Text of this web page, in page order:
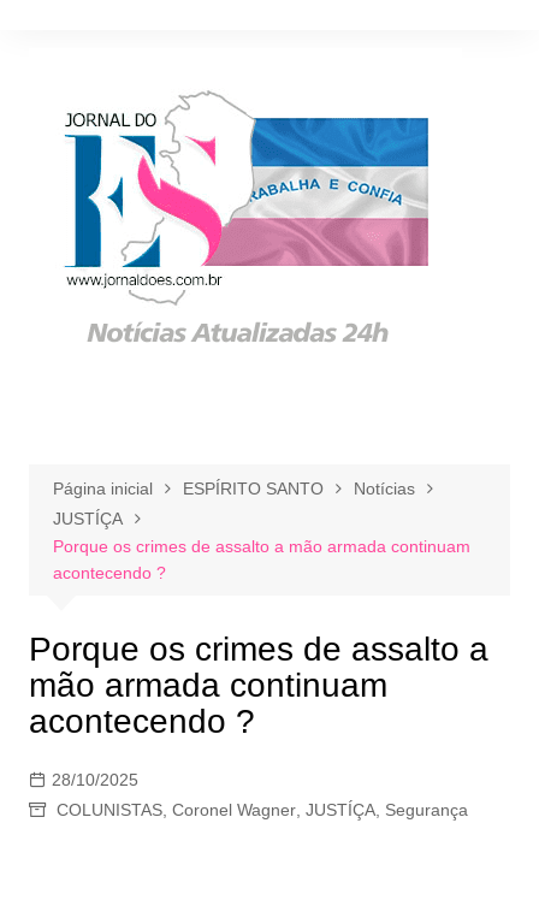
Página inicial ESPÍRITO SANTO
Notícias
JUSTÍÇA
Porque os crimes de assalto a mão armada continuam
acontecendo ?
Porque os crimes de assalto a
mão armada continuam
acontecendo ?
28/10/2025
COLUNISTAS, Coronel Wagner, JUSTÍÇA, Segurança